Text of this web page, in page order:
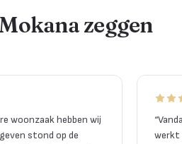
zeggen
woonzaak hebben wij
stond op de
“
werkt